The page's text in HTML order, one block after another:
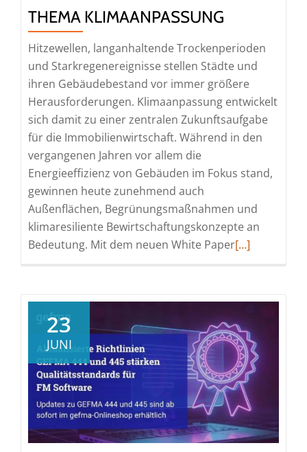
THEMA KLIMAANPASSUNG
Hitzewellen, langanhaltende Trockenperioden
und Starkregenereignisse stellen Städte und
ihren Gebäudebestand vor immer größere
Herausforderungen. Klimaanpassung entwickelt
sich damit zu einer zentralen Zukunftsaufgabe
für die Immobilienwirtschaft. Während in den
vergangenen Jahren vor allem die
Energieeffizienz von Gebäuden im Fokus stand,
gewinnen heute zunehmend auch
Außenflächen, Begrünungsmaßnahmen und
klimaresiliente Bewirtschaftungskonzepte an
Bedeutung. Mit dem neuen White PaperRead
White
Paper
unterstützt
beim
Thema
[…]
23
JUNI